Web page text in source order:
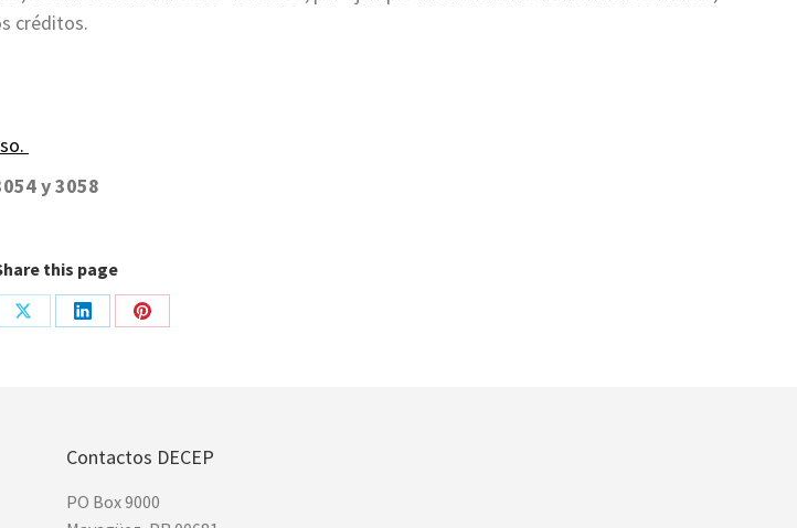
créditos.
y 3058
this page
Share
Share
Share
Contactos DECEP
PO Box 9000